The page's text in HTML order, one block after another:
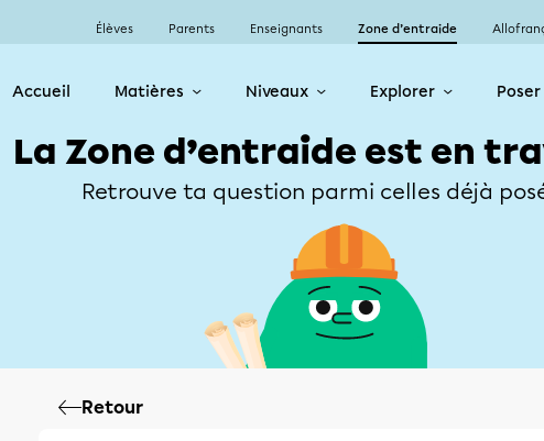
Élèves Parents Enseignants Zone d’entraide
Accueil Matières Niveaux Explorer
La Zone d’entraide est en
Retrouve ta question parmi celles déjà
Retour